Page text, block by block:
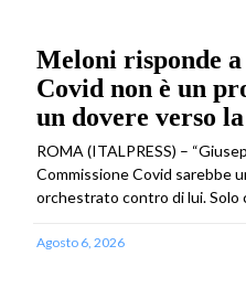
Meloni risponde
Covid non è un
un dovere verso
ROMA (ITALPRESS) –
Commissione Covid sarebbe
orchestrato contro di lui. Solo
Agosto 6, 2026